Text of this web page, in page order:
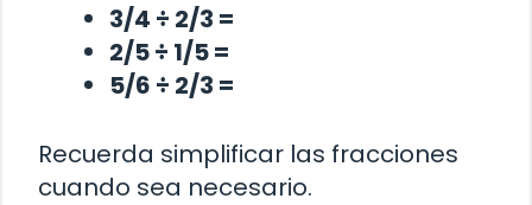
3/4 ÷ 2/3 =
2/5 ÷ 1/5 =
5/6 ÷ 2/3 =
Recuerda simplificar las fracciones
cuando sea necesario.